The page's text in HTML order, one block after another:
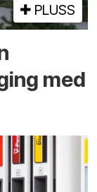
PLUSS
med